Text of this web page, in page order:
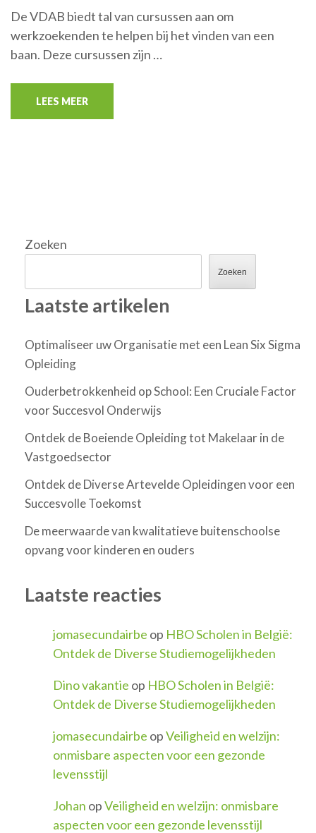
De VDAB biedt tal van cursussen aan om
werkzoekenden te helpen bij het vinden van een
baan. Deze cursussen zijn …
LEES MEER
Zoeken
Zoeken
Laatste artikelen
Optimaliseer uw Organisatie met een Lean Six Sigma
Opleiding
Ouderbetrokkenheid op School: Een Cruciale Factor
voor Succesvol Onderwijs
Ontdek de Boeiende Opleiding tot Makelaar in de
Vastgoedsector
Ontdek de Diverse Artevelde Opleidingen voor een
Succesvolle Toekomst
De meerwaarde van kwalitatieve buitenschoolse
opvang voor kinderen en ouders
Laatste reacties
jomasecundairbe op HBO Scholen in België:
Ontdek de Diverse Studiemogelijkheden
Dino vakantie op HBO Scholen in België:
Ontdek de Diverse Studiemogelijkheden
jomasecundairbe opVeiligheid en welzijn:
onmisbare aspecten voor een gezonde
levensstijl
Johan opVeiligheid en welzijn: onmisbare
aspecten voor een gezonde levensstijl